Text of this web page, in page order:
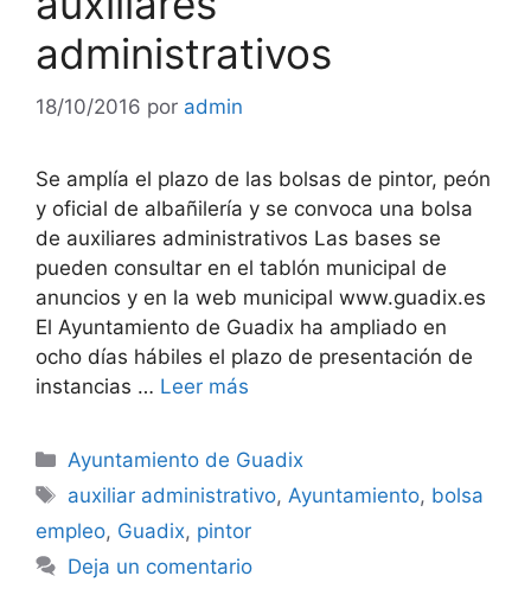
administrativos
18/10/2016 por admin
Se amplía el plazo de las bolsas de pintor, peón
y oficial de albañilería y se convoca una bolsa
de auxiliares administrativos Las bases se
pueden consultar en el tablón municipal de
anuncios y en la web municipal www.guadix.es
El Ayuntamiento de Guadix ha ampliado en
ocho días hábiles el plazo de presentación de
instancias … Leer más
Categorías
Ayuntamiento de Guadix
Etiquetas
auxiliar administrativo, Ayuntamiento, bolsa
empleo, Guadix, pintor
Deja un comentario